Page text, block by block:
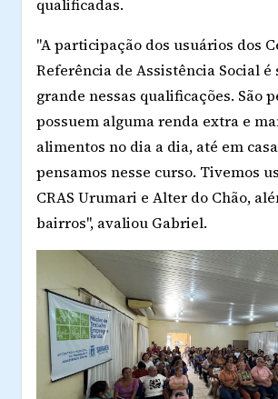
qualificadas.
"A participação dos usuários dos
Referência de Assistência Social é
grande nessas qualificações. São
possuem alguma renda extra e
alimentos no dia a dia, até em
pensamos nesse curso. Tivemos
CRAS Urumari e Alter do Chão,
bairros", avaliou Gabriel.